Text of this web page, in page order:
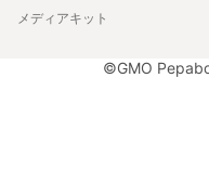
メディアキット
©GMO